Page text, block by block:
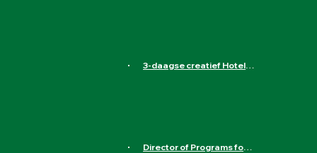
3-daagse creatief Hotel de Wereld in Wageningen
Director of Programs for Liliane Fonds